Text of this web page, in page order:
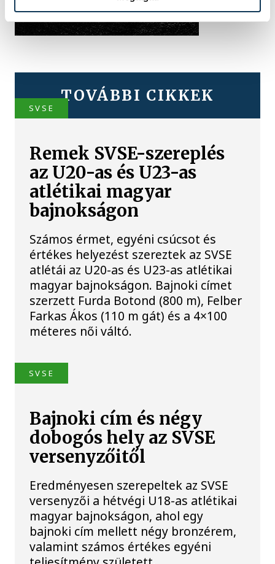
TOVÁBBI CIKKEK
SVSE
Remek SVSE-szereplés
az U20-as és U23-as
atlétikai magyar
bajnokságon
Számos érmet, egyéni csúcsot és
értékes helyezést szereztek az SVSE
atlétái az U20-as és U23-as atlétikai
magyar bajnokságon. Bajnoki címet
szerzett Furda Botond (800 m), Felber
Farkas Ákos (110 m gát) és a 4×100
méteres női váltó.
SVSE
Bajnoki cím és négy
dobogós hely az SVSE
versenyzőitől
Eredményesen szerepeltek az SVSE
versenyzői a hétvégi U18-as atlétikai
magyar bajnokságon, ahol egy
bajnoki cím mellett négy bronzérem,
valamint számos értékes egyéni